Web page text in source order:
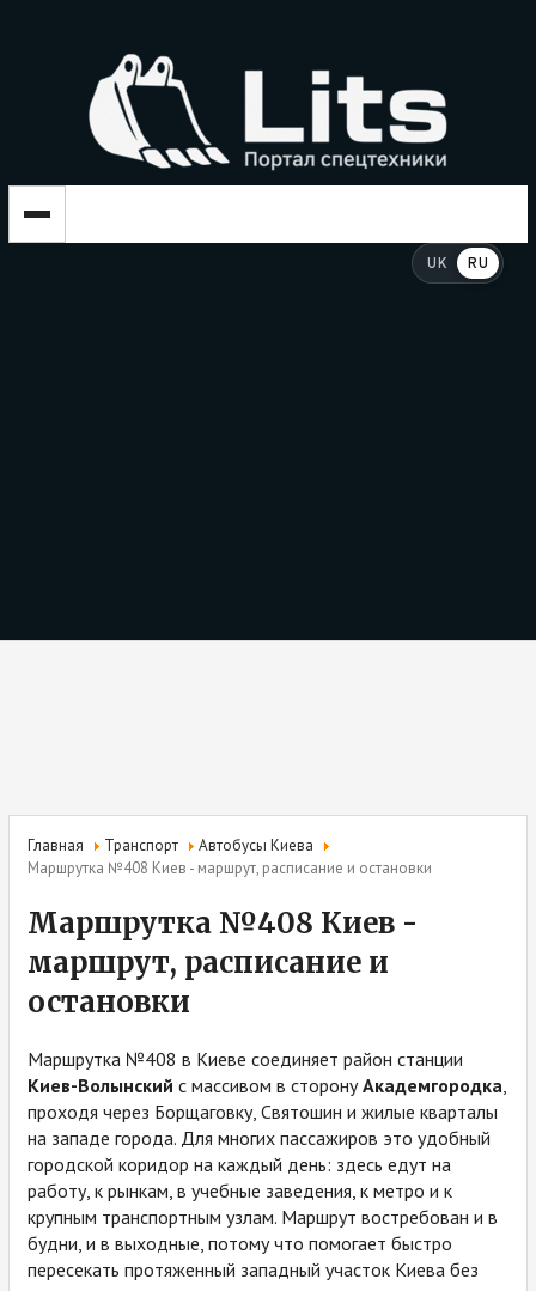
UK RU
Главная Транспорт
Автобусы Киева
Маршрутка №408 Киев - маршрут, расписание и остановки
Маршрутка №408 Киев -
маршрут, расписание и
остановки
Маршрутка №408 в Киеве соединяет район станции
Киев-Волынский с массивом в сторонуАкадемгородка
проходя через Борщаговку, Святошин и жилые кварталы
на западе города. Для многих пассажиров это удобный
городской коридор на каждый день: здесь едут на
работу, к рынкам, в учебные заведения, к метро и к
крупным транспортным узлам. Маршрут востребован и в
будни, и в выходные, потому что помогает быстро
пересекать протяженный западный участок Киева без